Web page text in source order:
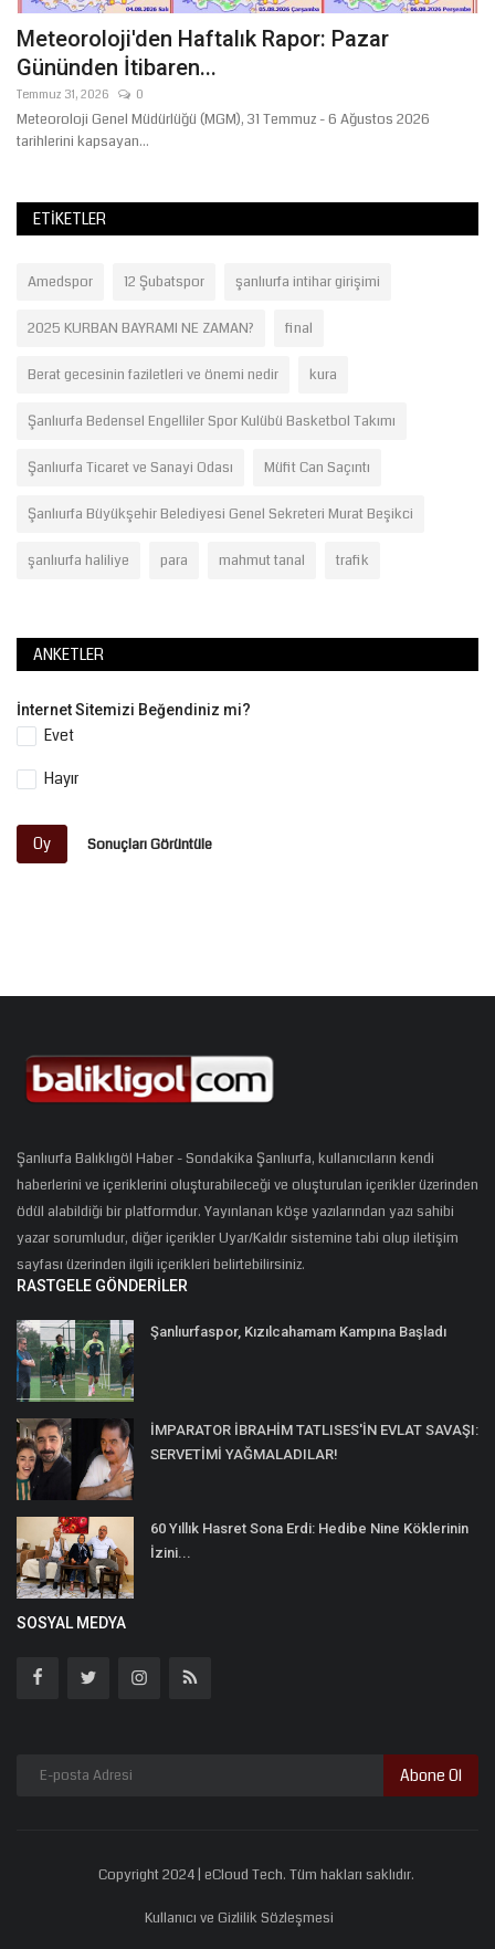
Meteoroloji'den Haftalık Rapor: Pazar
Gününden İtibaren...
Temmuz 31, 2026 0
Meteoroloji Genel Müdürlüğü (MGM), 31 Temmuz - 6 Ağustos 2026
tarihlerini kapsayan...
ETIKETLER
Amedspor 12 Şubatspor şanlıurfa intihar girişimi
2025 KURBAN BAYRAMI NE ZAMAN? final
Berat gecesinin faziletleri ve önemi nedir kura
Şanlıurfa Bedensel Engelliler Spor Kulübü Basketbol Takımı
Şanlıurfa Ticaret ve Sanayi Odası Müfit Can Saçıntı
Şanlıurfa Büyükşehir Belediyesi Genel Sekreteri Murat Beşikci
şanlıurfa haliliye para mahmut tanal trafik
ANKETLER
İnternet Sitemizi Beğendiniz mi?
Evet
Hayır
Oy Sonuçları Görüntüle
Şanlıurfa Balıklıgöl Haber - Sondakika Şanlıurfa, kullanıcıların kendi
haberlerini ve içeriklerini oluşturabileceği ve oluşturulan içerikler üzerinden
ödül alabildiği bir platformdur. Yayınlanan köşe yazılarından yazı sahibi
yazar sorumludur, diğer içerikler Uyar/Kaldır sistemine tabi olup iletişim
sayfası üzerinden ilgili içerikleri belirtebilirsiniz.
RASTGELE GÖNDERILER
Şanlıurfaspor, Kızılcahamam Kampına Başladı
İMPARATOR İBRAHİM TATLISES'İN EVLAT SAVAŞI:
SERVETİMİ YAĞMALADILAR!
60 Yıllık Hasret Sona Erdi: Hedibe Nine Köklerinin
İzini...
SOSYAL MEDYA
Abone Ol
Copyright 2024 | eCloud Tech. Tüm hakları saklıdır.
Kullanıcı ve Gizlilik Sözleşmesi